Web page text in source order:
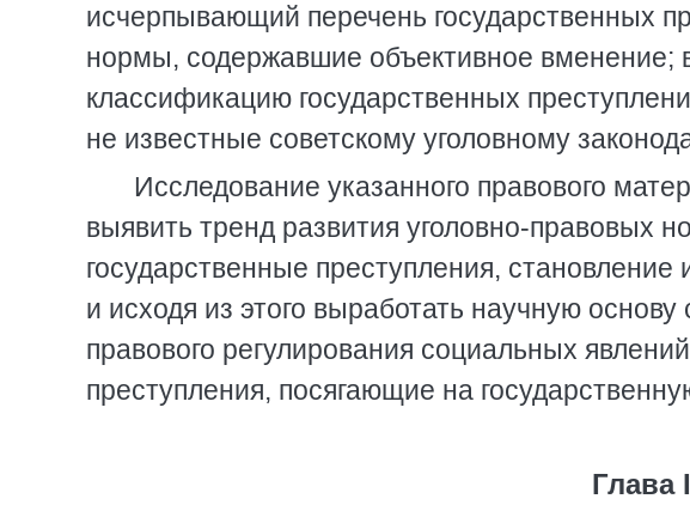
исчерпывающий перечень государственных
нормы, содержавшие объективное вменение;
классификацию государственных
не известные советскому уголовному
Исследование указанного правового
выявить тренд развития уголовно-правовых
государственные преступления, становление
и исходя из этого выработать научную
правового регулирования социальных
преступления, посягающие на
Глава I